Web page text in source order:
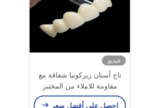
فيديو
تاج أسنان زيركونيا شفافة مع
مقاومة للاملاء من المختبر
الأسنان الصيني
احصل على أفضل سعر